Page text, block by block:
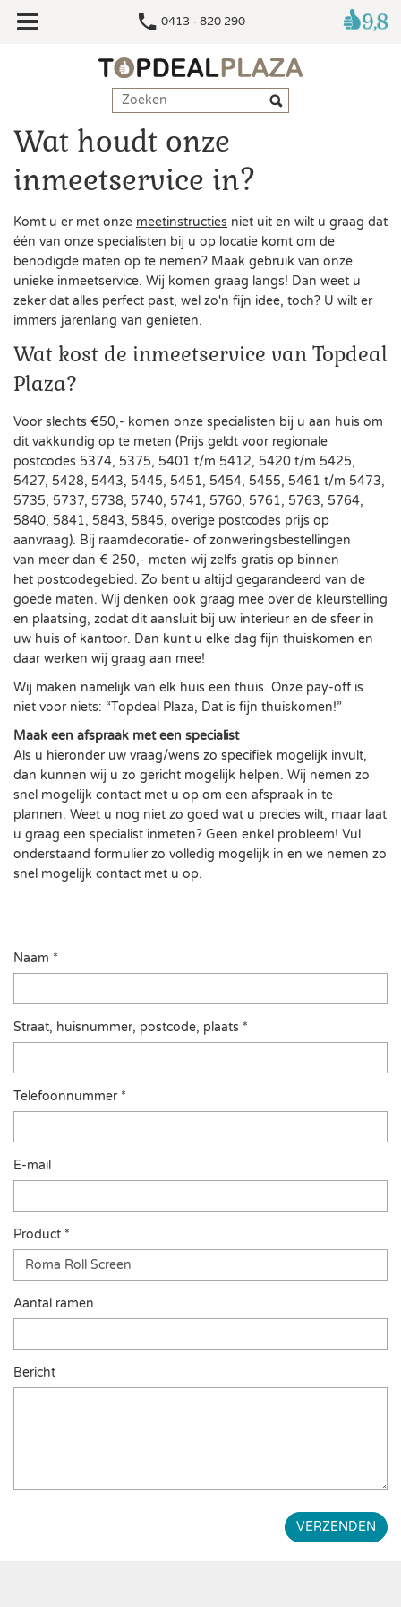
0413 - 820 290
Wat houdt onze
inmeetservice in?
Komt u er met onze meetinstructies niet uit en wilt u graag dat
één van onze specialisten bij u op locatie komt om de
benodigde maten op te nemen? Maak gebruik van onze
unieke inmeetservice. Wij komen graag langs! Dan weet u
zeker dat alles perfect past, wel zo'n fijn idee, toch? U wilt er
immers jarenlang van genieten.
Wat kost de inmeetservice van Topdeal
Plaza?
Voor slechts €50,- komen onze specialisten bij u aan huis om
dit vakkundig op te meten (Prijs geldt voor regionale
postcodes 5374, 5375, 5401 t/m 5412, 5420 t/m 5425,
5427, 5428, 5443, 5445, 5451, 5454, 5455, 5461 t/m 5473,
5735, 5737, 5738, 5740, 5741, 5760, 5761, 5763, 5764,
5840, 5841, 5843, 5845, overige postcodes prijs op
aanvraag). Bij raamdecoratie- of zonweringsbestellingen
van meer dan € 250,- meten wij zelfs gratis op binnen
het postcodegebied. Zo bent u altijd gegarandeerd van de
goede maten. Wij denken ook graag mee over de kleurstelling
en plaatsing, zodat dit aansluit bij uw interieur en de sfeer in
uw huis of kantoor. Dan kunt u elke dag fijn thuiskomen en
daar werken wij graag aan mee!
Wij maken namelijk van elk huis een thuis. Onze pay-off is
niet voor niets: “Topdeal Plaza, Dat is fijn thuiskomen!”
Maak een afspraak met een specialist
Als u hieronder uw vraag/wens zo specifiek mogelijk invult,
dan kunnen wij u zo gericht mogelijk helpen. Wij nemen zo
snel mogelijk contact met u op om een afspraak in te
plannen. Weet u nog niet zo goed wat u precies wilt, maar laat
u graag een specialist inmeten? Geen enkel probleem! Vul
onderstaand formulier zo volledig mogelijk in en we nemen zo
snel mogelijk contact met u op.
Naam *
Straat, huisnummer, postcode, plaats *
Telefoonnummer *
E-mail
Product *
Aantal ramen
Bericht
VERZENDEN